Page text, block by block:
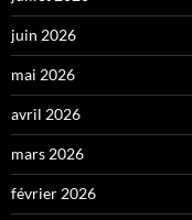
juin 2026
mai 2026
avril 2026
mars 2026
février 2026